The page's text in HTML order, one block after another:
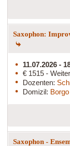
Saxophon:
11.07.2026 -
€ 1515 -
Dozenten:
Domizil:
Saxophon -